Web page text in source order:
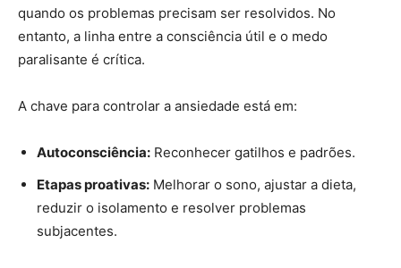
quando os problemas precisam ser resolvidos. No
entanto, a linha entre a consciência útil e o medo
paralisante é crítica.
A chave para controlar a ansiedade está em:
Autoconsciência: Reconhecer gatilhos e padrões.
Etapas proativas: Melhorar o sono, ajustar a dieta,
reduzir o isolamento e resolver problemas
subjacentes.